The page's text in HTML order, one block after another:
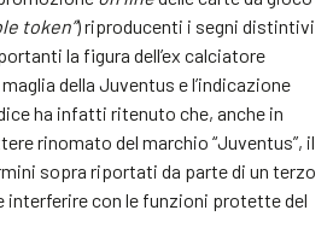
token”) riproducenti i segni distintivi
la figura dell’ex calciatore
della Juventus e l’indicazione
ha infatti ritenuto che, anche in
rinomato del marchio “Juventus”, il
sopra riportati da parte di un terzo
con le funzioni protette del